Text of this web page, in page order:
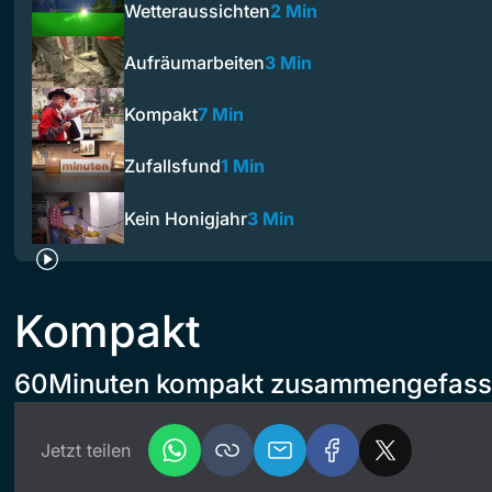
Wetteraussichten2 Min
Aufräumarbeiten3 Min
Kompakt7 Min
Zufallsfund1 Min
Kein Honigjahr3 Min
Kompakt
60Minuten kompakt
Jetzt teilen